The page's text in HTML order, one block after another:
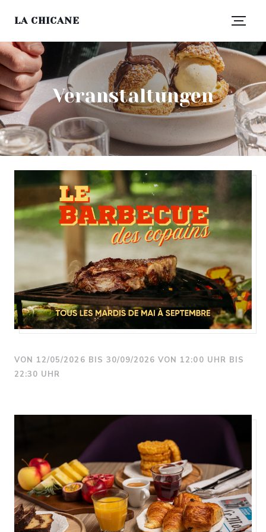
LA CHICANE
Veranstaltungen
VON 12/05/2026 BIS 30/09/2026 VON 12:00 UHR BIS
22:30 UHR